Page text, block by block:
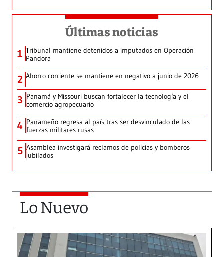
Últimas noticias
1 Tribunal mantiene detenidos a imputados en Operación
Pandora
2 Ahorro corriente se mantiene en negativo a junio de 2026
3 Panamá y Missouri buscan fortalecer la tecnología y el
comercio agropecuario
4 Panameño regresa al país tras ser desvinculado de las
fuerzas militares rusas
5 Asamblea investigará reclamos de policías y bomberos
jubilados
Lo Nuevo